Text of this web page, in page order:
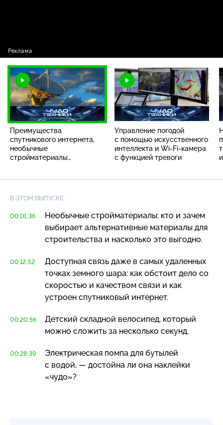
проигрыватель
Преимущества
спутникового интернета,
необычные
стройматериалы
Управление погодой
с помощью искусственного
интеллекта и Wi-Fi-камера
с функцией тревоги
В ЭТОМ ВЫПУСКЕ:
00:01:36
Необычные стройматериалы: кто и зачем
выбирает альтернативные материалы для
строительства и насколько это выгодно.
00:12:52
Доступная связь даже в самых удаленных
точках земного шара: как обстоит дело со
скоростью и качеством связи и как
устроен спутниковый интернет.
00:20:56
Детский складной велосипед, который
можно сложить за несколько секунд.
00:28:39
Электрическая помпа для бутылей
с водой, — достойна ли она наклейки
«чудо»?